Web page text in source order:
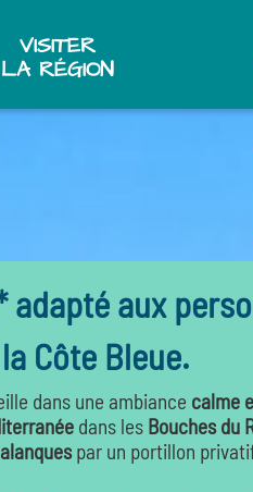
VISITER
LA RÉGION
aux
Côte Bleue.
dans une ambiance calme
dans les Bouches du
par un portillon